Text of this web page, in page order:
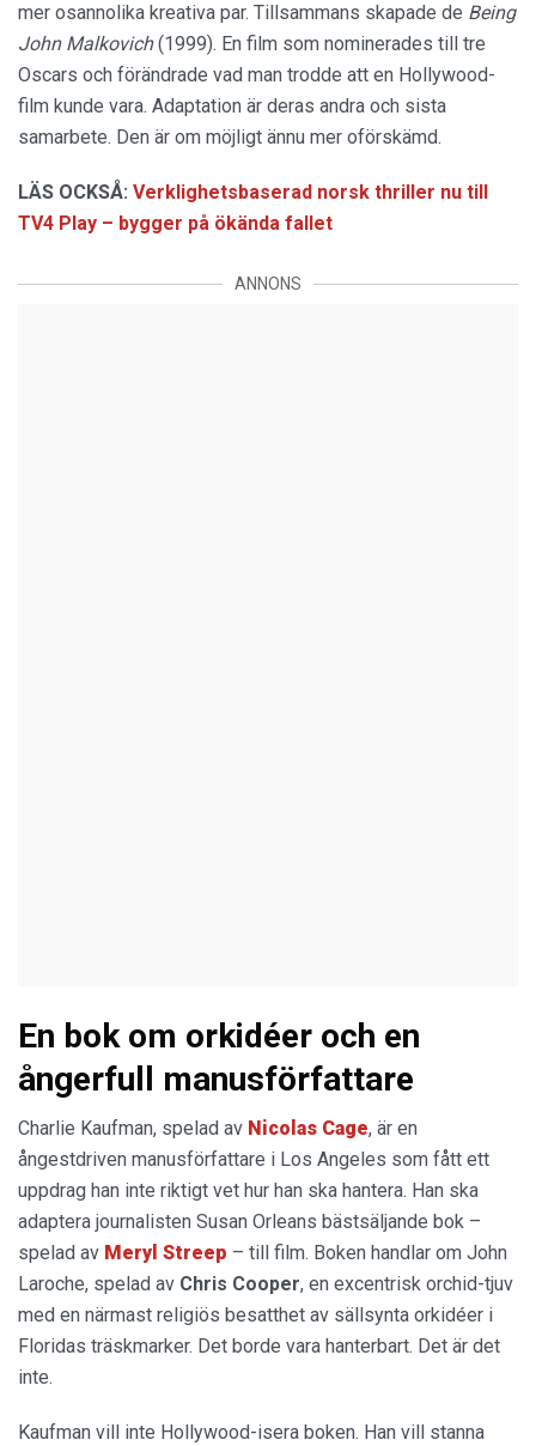
mer osannolika kreativa par. Tillsammans skapade de Being
John Malkovich(1999). En film som nominerades till tre
Oscars och förändrade vad man trodde att en Hollywood-
film kunde vara. Adaptation är deras andra och sista
samarbete. Den är om möjligt ännu mer oförskämd.
LÄS OCKSÅ: Verklighetsbaserad norsk thriller nu till
TV4 Play – bygger på ökända fallet
ANNONS
En bok om orkidéer och en
ångerfull manusförfattare
Charlie Kaufman, spelad av Nicolas Cage, är en
ångestdriven manusförfattare i Los Angeles som fått ett
uppdrag han inte riktigt vet hur han ska hantera. Han ska
adaptera journalisten Susan Orleans bästsäljande bok –
spelad av Meryl Streep – till film. Boken handlar om John
Laroche, spelad av Chris Cooper, en excentrisk orchid-tjuv
med en närmast religiös besatthet av sällsynta orkidéer i
Floridas träskmarker. Det borde vara hanterbart. Det är det
inte.
Kaufman vill inte Hollywood-isera boken. Han vill stanna